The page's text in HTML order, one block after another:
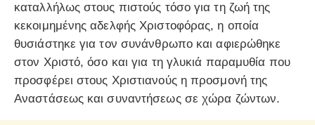
καταλλήλως στους πιστούς τόσο για τη ζωή της
κεκοιμημένης αδελφής Χριστοφόρας, η οποία
θυσιάστηκε για τον συνάνθρωπο και αφιερώθηκε
στον Χριστό, όσο και για τη γλυκιά παραμυθία που
προσφέρει στους Χριστιανούς η προσμονή της
Αναστάσεως και συναντήσεως σε χώρα ζώντων.